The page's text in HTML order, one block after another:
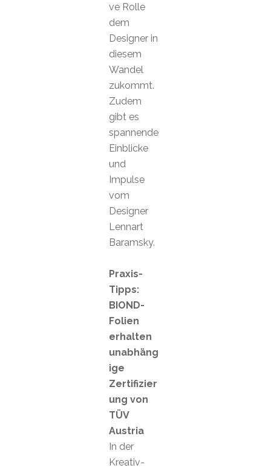
ve Rolle
dem
Designer in
diesem
Wandel
zukommt.
Zudem
gibt es
spannende
Einblicke
und
Impulse
vom
Designer
Lennart
Baramsky.
Praxis-
Tipps:
BIOND-
Folien
erhalten
unabhäng
ige
Zertifizier
ung von
TÜV
Austria
In der
Kreativ-